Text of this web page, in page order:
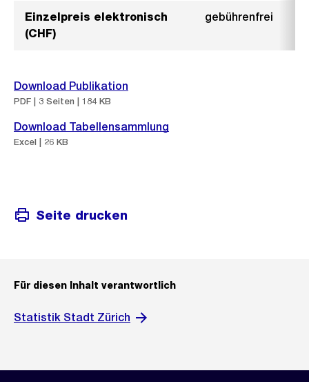
Einzelpreis elektronisch
(CHF)
gebührenfrei
Download Publikation
PDF | 3 Seiten | 184 KB
Download Tabellensammlung
Excel | 26 KB
Seite drucken
Für diesen Inhalt verantwortlich
Statistik Stadt Zürich